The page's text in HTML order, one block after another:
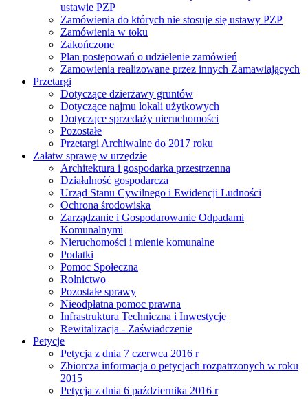
ustawie PZP
Zamówienia do których nie stosuje się ustawy PZP
Zamówienia w toku
Zakończone
Plan postępowań o udzielenie zamówień
Zamowienia realizowane przez innych Zamawiających
Przetargi
Dotyczące dzierżawy gruntów
Dotyczące najmu lokali użytkowych
Dotyczące sprzedaży nieruchomości
Pozostałe
Przetargi Archiwalne do 2017 roku
Załatw sprawę w urzędzie
Architektura i gospodarka przestrzenna
Działalność gospodarcza
Urząd Stanu Cywilnego i Ewidencji Ludności
Ochrona środowiska
Zarządzanie i Gospodarowanie Odpadami
Komunalnymi
Nieruchomości i mienie komunalne
Podatki
Pomoc Społeczna
Rolnictwo
Pozostałe sprawy
Nieodpłatna pomoc prawna
Infrastruktura Techniczna i Inwestycje
Rewitalizacja - Zaświadczenie
Petycje
Petycja z dnia 7 czerwca 2016 r
Zbiorcza informacja o petycjach rozpatrzonych w roku
2015
Petycja z dnia 6 października 2016 r